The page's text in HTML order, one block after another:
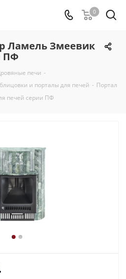
0
Ламель Змеевик
ПФ
печи -
и порталы для печей - Портал
печей серии ПФ